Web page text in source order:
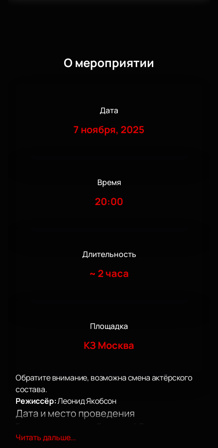
О мероприятии
Дата
7 ноября, 2025
Время
20:00
Длительность
~ 2 часа
Площадка
КЗ Москва
Обратите внимание, возможна смена актёрского
состава.
Режиссёр:Леонид Якобсон
Дата и место проведения
пройдет 7 ноября в Москве по адресу: проспект
Читать дальше...